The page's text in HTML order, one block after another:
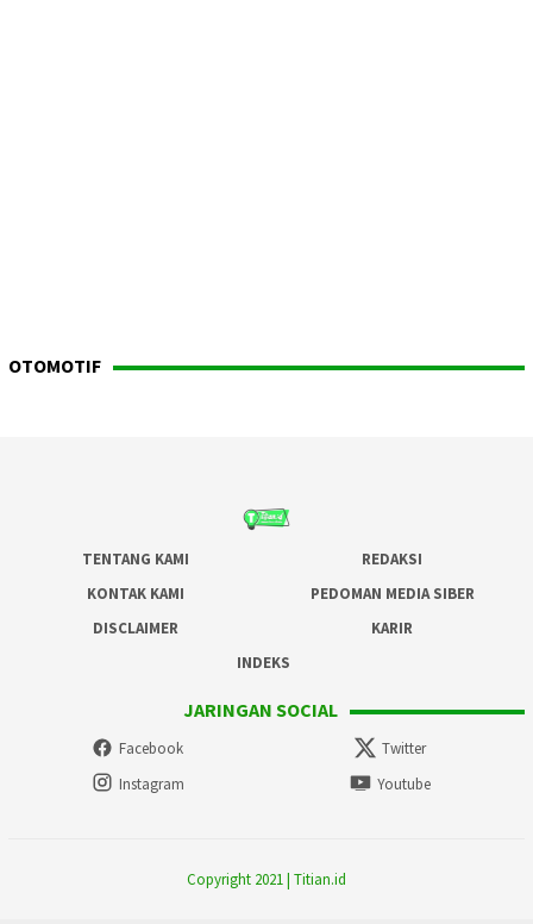
OTOMOTIF
TENTANG KAMI
REDAKSI
KONTAK KAMI
PEDOMAN MEDIA SIBER
DISCLAIMER
KARIR
INDEKS
JARINGAN SOCIAL
Facebook
Twitter
Instagram
Youtube
Copyright 2021 | Titian.id